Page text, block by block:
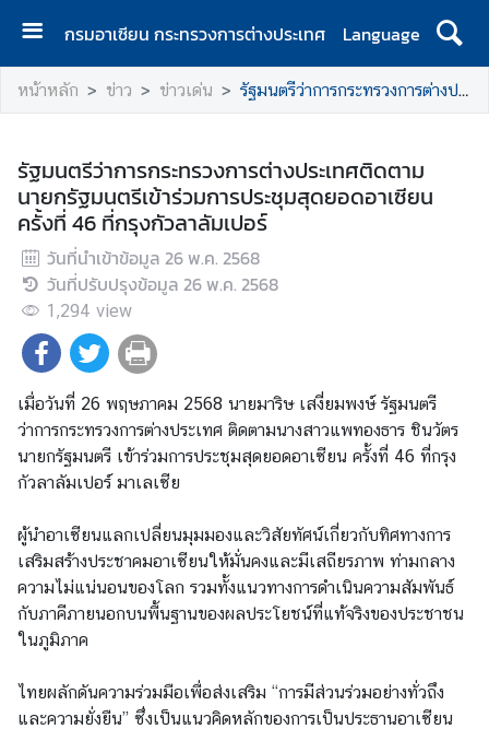
กรมอาเซียน กระทรวงการต่างประเทศ
Language
ห
น้
ลั
ก
เ
กี่
ย
ว
กั
ก
ร
ม
เ
กี่
ย
ว
กั
อ
า
หน้าหลัก ข่าว ข่าวเด่น รัฐมนตรีว่าการกระทรวงการต่างประเทศติดตามนายกรัฐมนตรีเข้าร่วมการประชุมสุดยอดอาเซียน ครั้งที่ 46 ที่กรุงกัวลาลัมเปอร์
รัฐมนตรีว่าการกระทรวงการต่างประเทศติดตาม
นายกรัฐมนตรีเข้าร่วมการประชุมสุดยอดอาเซียน
ครั้งที่ 46 ที่กรุงกัวลาลัมเปอร์
วันที่นำเข้าข้อมูล 26 พ.ค. 2568
วันที่ปรับปรุงข้อมูล 26 พ.ค. 2568
1,294 view
เมื่อวันที่ 26 พฤษภาคม 2568 นายมาริษ เสงี่ยมพงษ์ รัฐมนตรี
ว่าการกระทรวงการต่างประเทศ ติดตามนางสาวแพทองธาร ชินวัตร
นายกรัฐมนตรี เข้าร่วมการประชุมสุดยอดอาเซียน ครั้งที่ 46 ที่กรุง
กัวลาลัมเปอร์ มาเลเซีย
ผู้นำอาเซียนแลกเปลี่ยนมุมมองและวิสัยทัศน์เกี่ยวกับทิศทางการ
เสริมสร้างประชาคมอาเซียนให้มั่นคงและมีเสถียรภาพ ท่ามกลาง
ความไม่แน่นอนของโลก รวมทั้งแนวทางการดำเนินความสัมพันธ์
กับภาคีภายนอกบนพื้นฐานของผลประโยชน์ที่แท้จริงของประชาชน
ในภูมิภาค
ไทยผลักดันความร่วมมือเพื่อส่งเสริม “การมีส่วนร่วมอย่างทั่วถึง
และความยั่งยืน” ซึ่งเป็นแนวคิดหลักของการเป็นประธานอาเซียน